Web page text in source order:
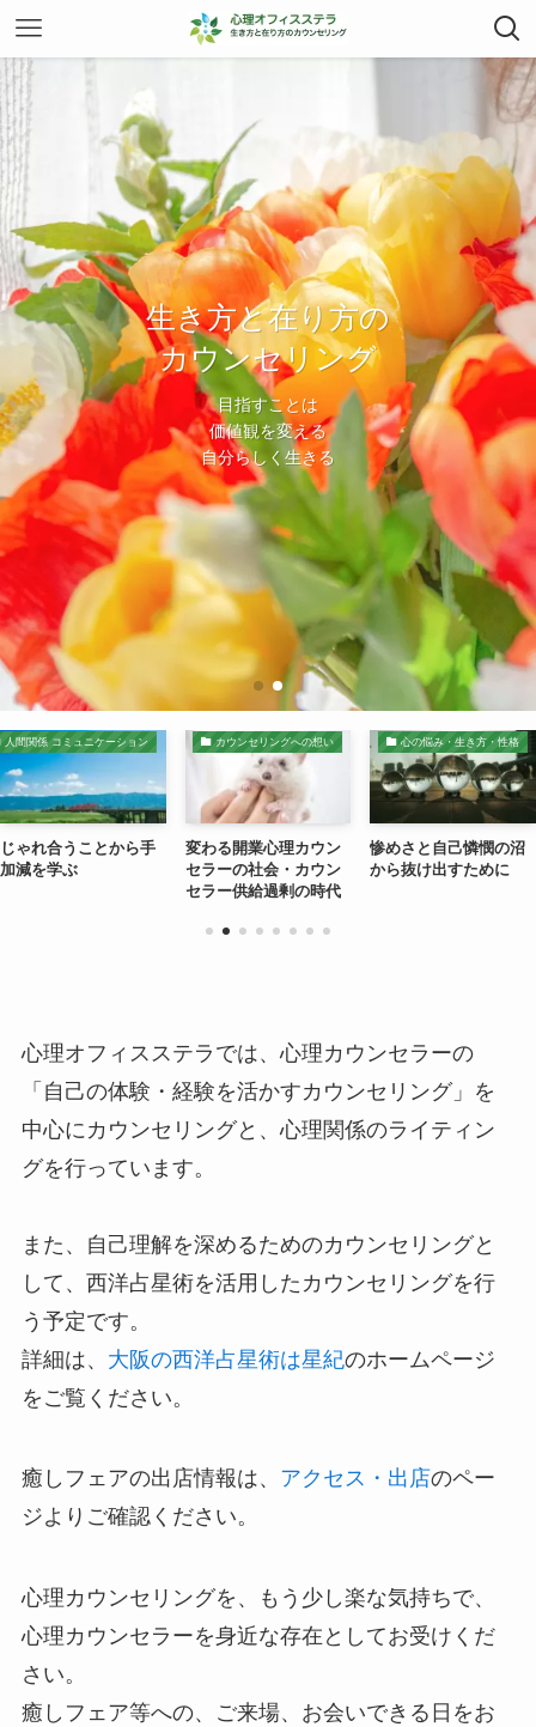
生き方と在り方の
カウンセリング
目指すことは
価値観を変える
自分らしく生きる
生き方と在り方の
カウンセリング
目指すことは
価値観を変える
自分らしく生きる
人間関係 コミュニケーション
じゃれ合うことから手
加減を学ぶ
カウンセリングへの想い
変わる開業心理カウン
セラーの社会・カウン
セラー供給過剰の時代
心の悩み・生き方・性格
惨めさと自己憐憫の沼
から抜け出すために
心理オフィスステラでは、心理カウンセラーの
「自己の体験・経験を活かすカウンセリング」を
中心にカウンセリングと、心理関係のライティン
グを行っています。
また、自己理解を深めるためのカウンセリングと
して、西洋占星術を活用したカウンセリングを行
う予定です。
詳細は、 大阪の西洋占星術は星紀のホームページ
をご覧ください。
癒しフェアの出店情報は、 アクセス・出店のペー
ジよりご確認ください。
心理カウンセリングを、もう少し楽な気持ちで、
心理カウンセラーを身近な存在としてお受けくだ
さい。
癒しフェア等への、ご来場、お会いできる日をお